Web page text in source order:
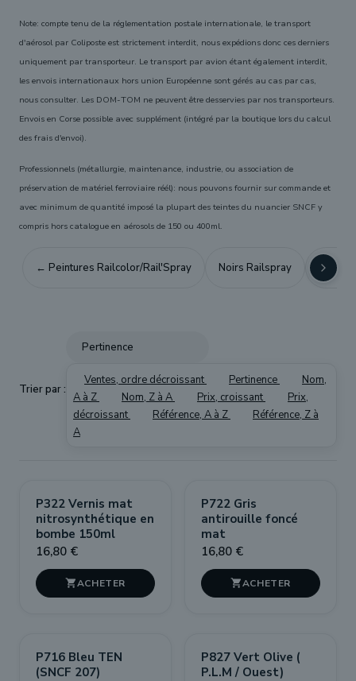
Note: compte tenu de la réglementation postale internationale, le transport
d'aérosol par Coliposte est strictement interdit, nous expédions donc ces derniers
uniquement par transporteur. Le transport par avion étant également interdit,
les envois internationaux hors union Européenne sont gérés au cas par cas,
nous consulter. Les DOM-TOM ne peuvent être desservies par nos transporteurs.
Envois en Corse possible avec supplément (intégré par la boutique lors du calcul
des frais d'envoi).
Professionnels (métallurgie, maintenance, industrie, ou association de
préservation de matériel ferroviaire réél): nous pouvons fournir sur commande et
avec minimum de quantité imposé la plupart des teintes du nuancier SNCF y
compris hors catalogue en aérosols de 150 ou 400ml.
← Peintures Railcolor/Rail'Spray Noirs Railspray
Trier par :
Pertinence
Ventes, ordre décroissant Pertinence
Nom,
A à Z
Nom, Z à A Prix, croissant
Prix,
décroissant
Référence, A à Z
Référence, Z à
A
P322 Vernis mat
nitrosynthétique en
bombe 150ml
16,80 €

P722 Gris
antirouille foncé
mat
16,80 €

P716 Bleu TEN
(SNCF 207)
P827 Vert Olive (
P.L.M / Ouest)